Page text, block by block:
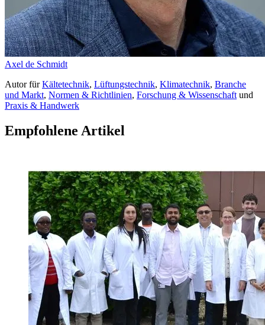
Axel de Schmidt
AutorfürKältetechnik, Lüftungstechnik, Klimatechnik, Branche
und Markt, Normen & Richtlinien, Forschung & Wissenschaftund
Praxis & Handwerk
Empfohlene Artikel